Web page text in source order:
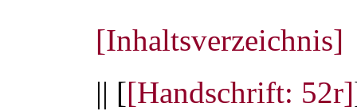
[Inhaltsverzeichnis]
|| [[Handschrift: 52r]